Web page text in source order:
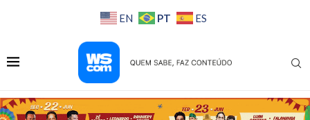
EN PT ES